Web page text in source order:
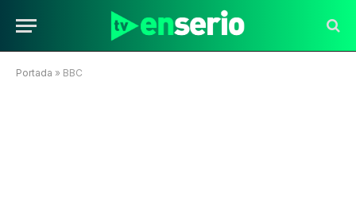
Portada » BBC